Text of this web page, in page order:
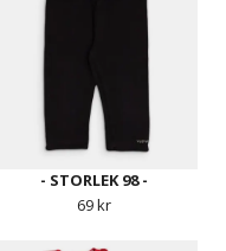
- STORLEK 98 -
69 kr